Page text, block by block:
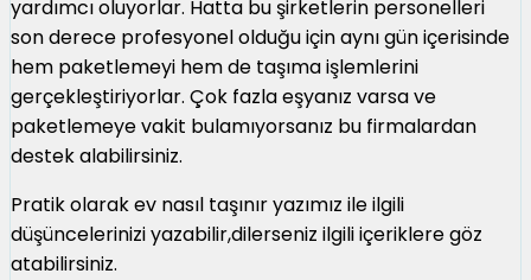
yardımcı oluyorlar. Hatta bu şirketlerin personelleri
son derece profesyonel olduğu için aynı gün içerisinde
hem paketlemeyi hem de taşıma işlemlerini
gerçekleştiriyorlar. Çok fazla eşyanız varsa ve
paketlemeye vakit bulamıyorsanız bu firmalardan
destek alabilirsiniz.
Pratik olarak ev nasıl taşınır yazımız ile ilgili
düşüncelerinizi yazabilir,dilerseniz ilgili içeriklere göz
atabilirsiniz.